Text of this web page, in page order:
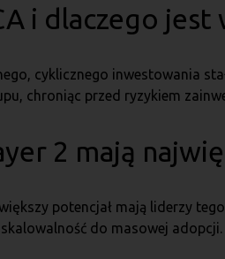
i dlaczego jest
cyklicznego inwestowania
chroniąc przed ryzykiem
2 mają
potencjał mają liderzy
do masowej adopcji.